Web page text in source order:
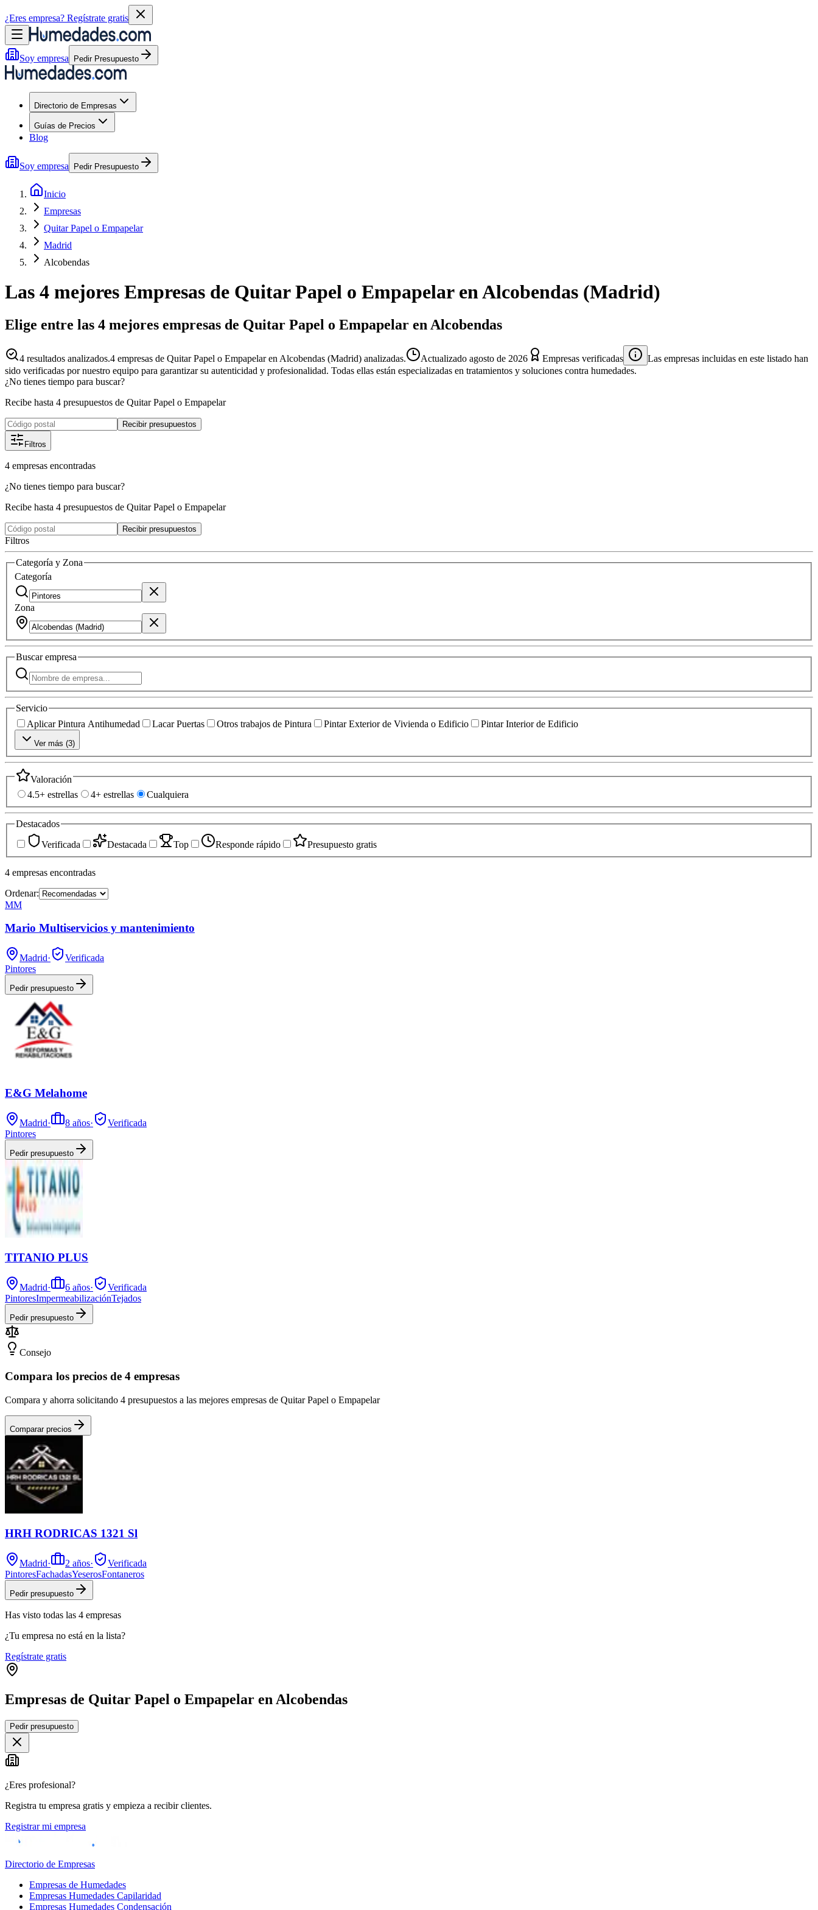
¿Eres empresa? Regístrate gratis
Soy empresa Pedir Presupuesto
Directorio de Empresas
Guías de Precios
Blog
Soy empresa Pedir Presupuesto
Inicio
Empresas
Quitar Papel o Empapelar
Madrid
Alcobendas
Las 4 mejores Empresas de Quitar Papel o EmpapelarenAlcobendas (Madrid)
Elige entre las 4 mejores empresas de Quitar Papel o Empapelar en Alcobendas
4 resultados analizados.4 empresas de Quitar Papel o Empapelar en Alcobendas (Madrid) analizadas. Actualizado agosto de 2026 Empresas verificadas
Las empresas incluidas en este listado han
sido verificadas por nuestro equipo para garantizar su autenticidad y profesionalidad. Todas ellas están especializadas en tratamientos y soluciones contra humedades.
¿No tienes tiempo para buscar?
Recibe hasta 4 presupuestos de Quitar Papel o Empapelar
Recibir presupuestos
Filtros
4 empresas encontradas
¿No tienes tiempo para buscar?
Recibe hasta 4 presupuestos de Quitar Papel o Empapelar
Recibir presupuestos
Filtros
Categoría y Zona
Categoría
Zona
Buscarempresa
Servicio
Aplicar Pintura Antihumedad
Lacar Puertas Otros trabajos de Pintura Pintar Exterior de Vivienda o Edificio Pintar Interior de Edificio
Ver más (3)
Valoración
4.5+ estrellas
4+ estrellas Cualquiera
Destacados
Verificada
Destacada Top Responde rápido Presupuesto gratis
4 empresas encontradas
Ordenar:
MM
Mario Multiservicios y mantenimiento
Madrid·
Verificada
Pintores
Pedir presupuesto
E&G Melahome
Madrid· 8 años·
Verificada
Pintores
Pedir presupuesto
TITANIO PLUS
Madrid· 6 años·
Verificada
PintoresImpermeabilizaciónTejados
Pedir presupuesto
Consejo
Compara los precios de 4 empresas
Compara y ahorra solicitando 4 presupuestos a las mejores empresas de Quitar Papel o Empapelar
Comparar precios
HRH RODRICAS 1321 Sl
Madrid· 2 años·
Verificada
PintoresFachadasYeserosFontaneros
Pedir presupuesto
Has visto todas las 4 empresas
¿Tu empresa no está en la lista?
Regístrate gratis
Empresas de Quitar Papel o Empapelar en Alcobendas
+
−
Pedir presupuesto
¿Eres profesional?
Registra tu empresa gratis y empieza a recibir clientes.
Registrar mi empresa
Directorio de Empresas
Empresas de Humedades
Empresas Humedades Capilaridad
Empresas Humedades Condensación